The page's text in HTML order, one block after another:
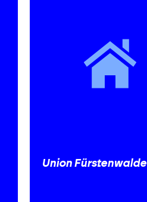
Union Fürstenwalde